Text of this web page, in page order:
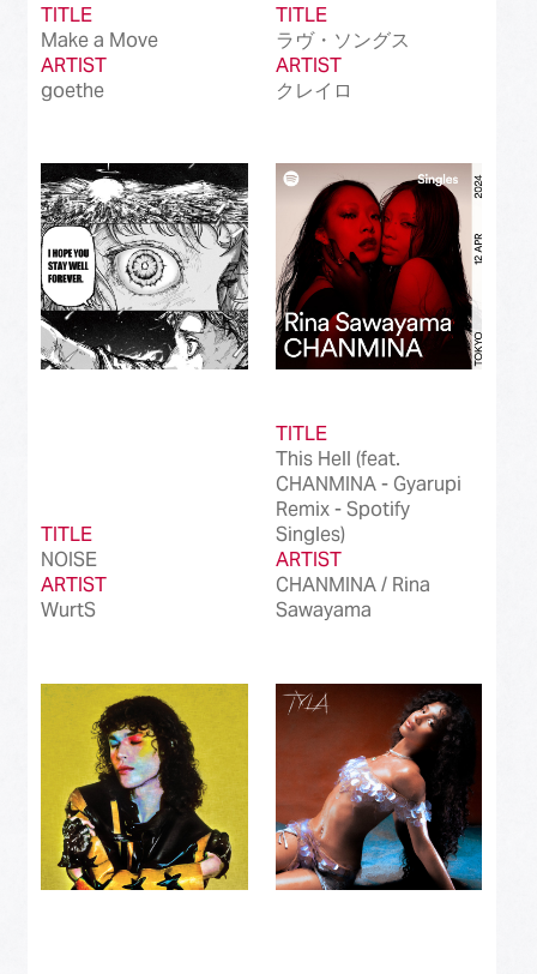
Best International Hip Hop/Rap Song in
Japan
Best International Alternative Song in Japan(81)
Best K-Pop Song in Japan (101)
Best Jazz Album (50)
Best Classical Album (99)
TITLE
Make a Move
ARTIST
goethe
TITLE
ラヴ・ソングス
ARTIST
クレイロ
TITLE
NOISE
ARTIST
WurtS
TITLE
This Hell (feat.
CHANMINA - Gyarupi
Remix - Spotify
Singles)
ARTIST
CHANMINA / Rina
Sawayama